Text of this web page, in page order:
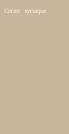
Coran syriaque